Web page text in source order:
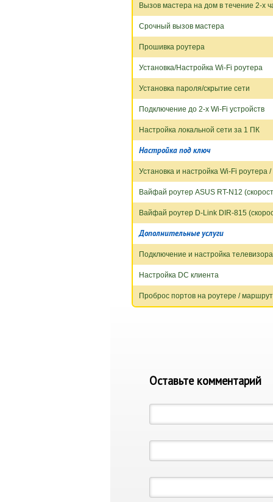
Вызов мастера на дом в течение 2-х
Срочный вызов мастера
Прошивка роутера
Установка/Настройка Wi-Fi роутера
Установка пароля/скрытие сети
Подключение до 2-х Wi-Fi устройств
Настройка локальной сети за 1 ПК
Настройка под ключ
Установка и настройка Wi-Fi
Вайфай роутер ASUS RT-N12
Вайфай роутер D-Link DIR-815
Дополнительные услуги
Подключение и настройка
Настройка DC клиента
Проброс портов на роутере /
Оставьте комментарий